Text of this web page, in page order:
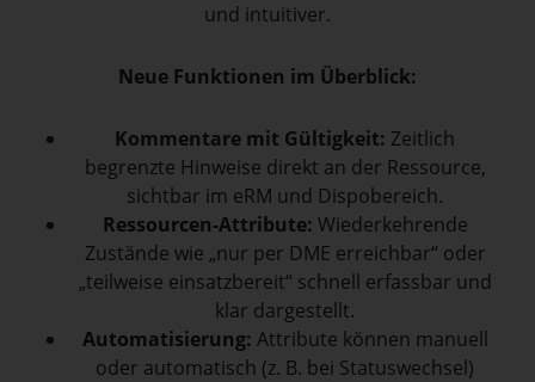
und intuitiver.
Neue Funktionen im Überblick:
Kommentare mit Gültigkeit: Zeitlich
begrenzte Hinweise direkt an der Ressource,
sichtbar im eRM und Dispobereich.
Ressourcen-Attribute: Wiederkehrende
Zustände wie „nur per DME erreichbar“ oder
„teilweise einsatzbereit“ schnell erfassbar und
klar dargestellt.
Automatisierung: Attribute können manuell
oder automatisch (z. B. bei Statuswechsel)